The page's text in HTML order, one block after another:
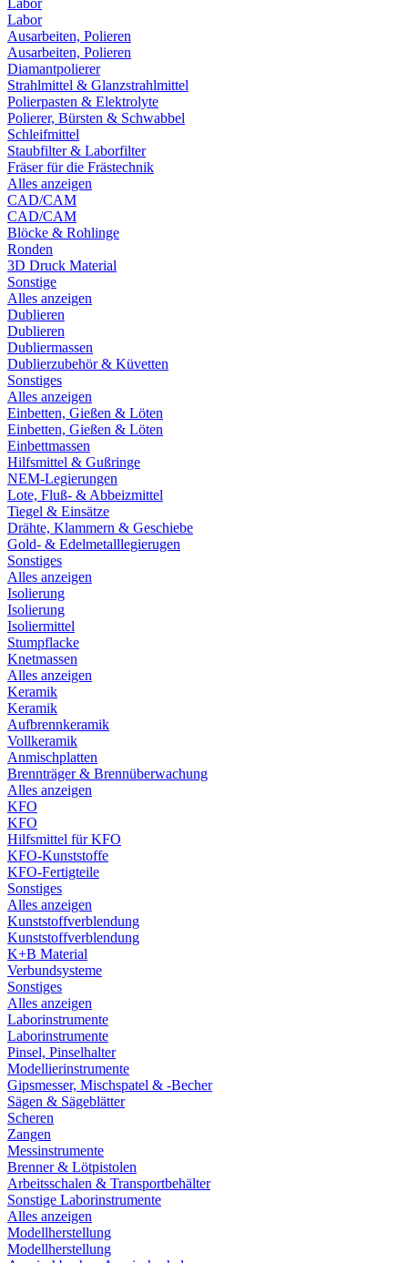
Labor
Labor
Ausarbeiten, Polieren
Ausarbeiten, Polieren
Diamantpolierer
Strahlmittel & Glanzstrahlmittel
Polierpasten & Elektrolyte
Polierer, Bürsten & Schwabbel
Schleifmittel
Staubfilter & Laborfilter
Fräser für die Frästechnik
Alles anzeigen
CAD/CAM
CAD/CAM
Blöcke & Rohlinge
Ronden
3D Druck Material
Sonstige
Alles anzeigen
Dublieren
Dublieren
Dubliermassen
Dublierzubehör & Küvetten
Sonstiges
Alles anzeigen
Einbetten, Gießen & Löten
Einbetten, Gießen & Löten
Einbettmassen
Hilfsmittel & Gußringe
NEM-Legierungen
Lote, Fluß- & Abbeizmittel
Tiegel & Einsätze
Drähte, Klammern & Geschiebe
Gold- & Edelmetalllegierugen
Sonstiges
Alles anzeigen
Isolierung
Isolierung
Isoliermittel
Stumpflacke
Knetmassen
Alles anzeigen
Keramik
Keramik
Aufbrennkeramik
Vollkeramik
Anmischplatten
Brennträger & Brennüberwachung
Alles anzeigen
KFO
KFO
Hilfsmittel für KFO
KFO-Kunststoffe
KFO-Fertigteile
Sonstiges
Alles anzeigen
Kunststoffverblendung
Kunststoffverblendung
K+B Material
Verbundsysteme
Sonstiges
Alles anzeigen
Laborinstrumente
Laborinstrumente
Pinsel, Pinselhalter
Modellierinstrumente
Gipsmesser, Mischspatel & -Becher
Sägen & Sägeblätter
Scheren
Zangen
Messinstrumente
Brenner & Lötpistolen
Arbeitsschalen & Transportbehälter
Sonstige Laborinstrumente
Alles anzeigen
Modellherstellung
Modellherstellung